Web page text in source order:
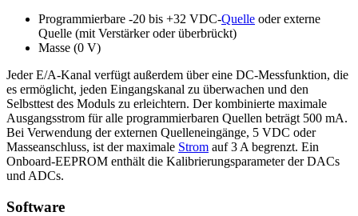
Programmierbare -20 bis +32 VDC-Quelle oder externe
Quelle (mit Verstärker oder überbrückt)
Masse (0 V)
Jeder E/A-Kanal verfügt außerdem über eine DC-Messfunktion, die
es ermöglicht, jeden Eingangskanal zu überwachen und den
Selbsttest des Moduls zu erleichtern. Der kombinierte maximale
Ausgangsstrom für alle programmierbaren Quellen beträgt 500 mA.
Bei Verwendung der externen Quelleneingänge, 5 VDC oder
Masseanschluss, ist der maximale Strom auf 3 A begrenzt. Ein
Onboard-EEPROM enthält die Kalibrierungsparameter der DACs
und ADCs.
Software